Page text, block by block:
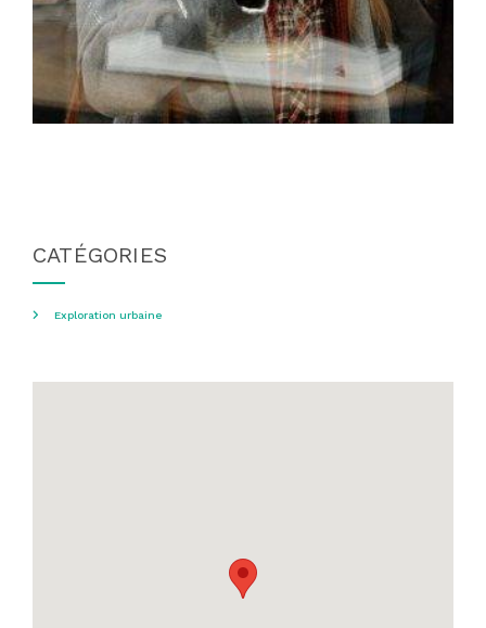
CATÉGORIES
Exploration urbaine